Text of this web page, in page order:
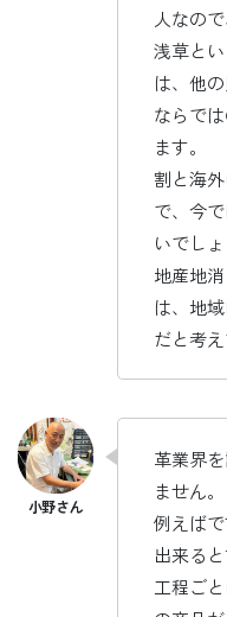
人なの
浅草と
は、他
ならで
ます。
割と海
で、今
いでしょ
地産地
は、地
だと考え
革業界
ません。
例えば
出来る
工程ご